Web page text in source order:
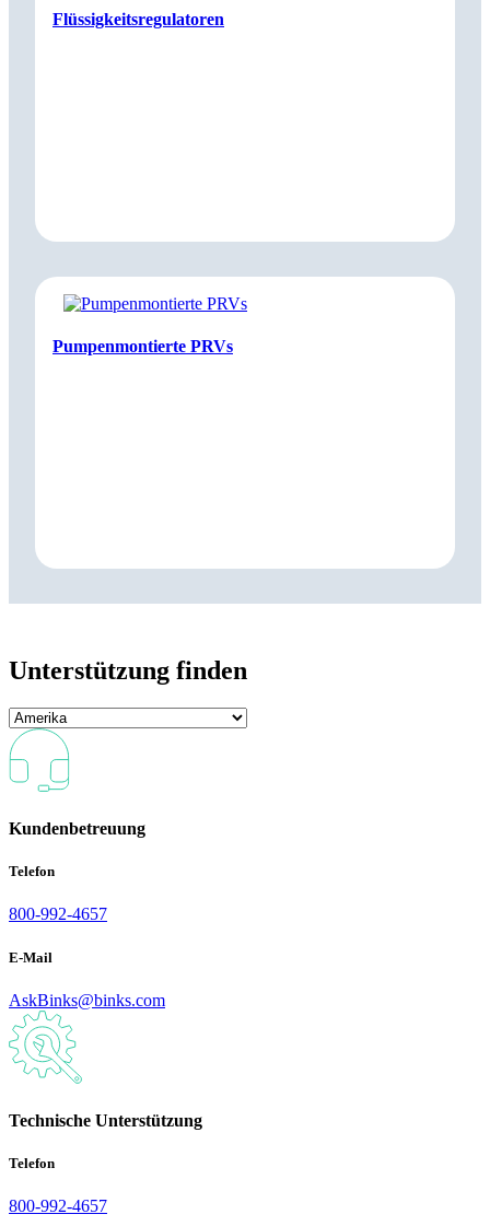
Flüssigkeitsregulatoren
Pumpenmontierte PRVs
Unterstützung finden
Kundenbetreuung
Telefon
800-992-4657
E-Mail
AskBinks@binks.com
Technische Unterstützung
Telefon
800-992-4657